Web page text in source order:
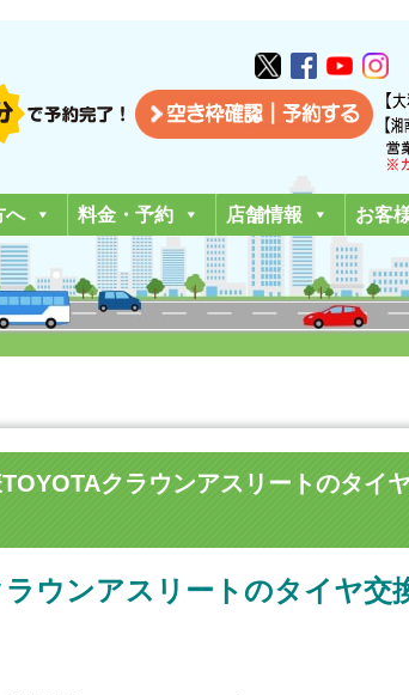
へ 料金・予約 店舗情報 お客
クラウンアスリートのタイ
ウンアスリートのタイヤ交